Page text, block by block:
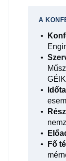
A
GÉIK
Fő